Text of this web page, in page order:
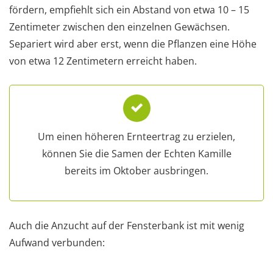
fördern, empfiehlt sich ein Abstand von etwa 10 – 15
Zentimeter zwischen den einzelnen Gewächsen.
Separiert wird aber erst, wenn die Pflanzen eine Höhe
von etwa 12 Zentimetern erreicht haben.
Um einen höheren Ernteertrag zu erzielen,
können Sie die Samen der Echten Kamille
bereits im Oktober ausbringen.
Auch die Anzucht auf der Fensterbank ist mit wenig
Aufwand verbunden: